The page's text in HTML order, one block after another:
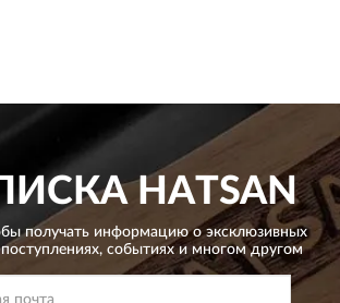
HATSAN
получать информацию о эксклюзивных
событиях и многом другом